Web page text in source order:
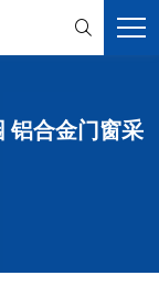

铝合金门窗采